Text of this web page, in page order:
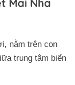
Mai Nha
nằm trên con
trung tâm biển